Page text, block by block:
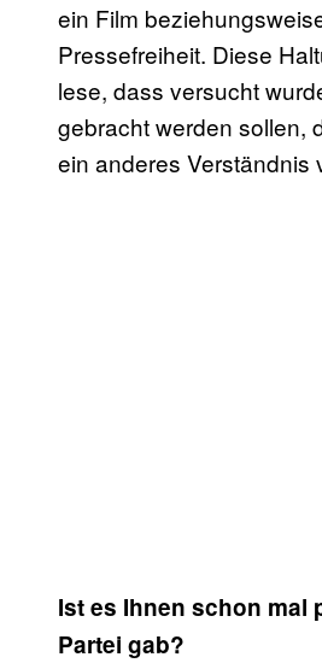
ein Film
Pressefreiheit. Diese
lese, dass versucht
gebracht werden sollen,
ein anderes Verständnis
Ist es Ihnen schon mal
Partei gab?